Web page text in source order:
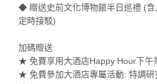
◆ 贈送史前文化博物館半日巡禮 (
定時接駁)
加碼贈送:
★ 免費享用大酒店Happy Hour下午
★ 免費參加大酒店專屬活動: 特調研